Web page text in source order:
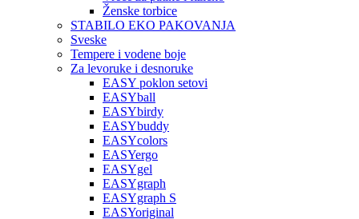
Ženske torbice
STABILO EKO PAKOVANJA
Sveske
Tempere i vodene boje
Za levoruke i desnoruke
EASY poklon setovi
EASYball
EASYbirdy
EASYbuddy
EASYcolors
EASYergo
EASYgel
EASYgraph
EASYgraph S
EASYoriginal